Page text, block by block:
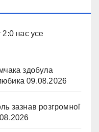
2:0 нас усе
здобула
09.08.2026
зазнав розгромної